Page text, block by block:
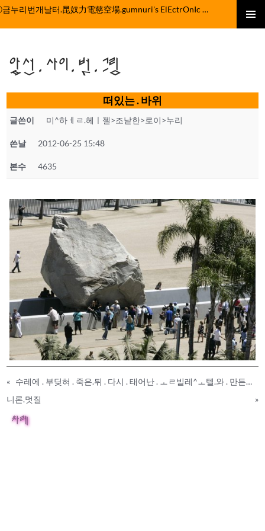
컨
뛰
기
ⓒ금누리번개날터.昆奴力電慈空場.gumnuri's ElEctrOnIc fActOrY
앞선.사이.벗.그림
떠있는 . 바위
글쓴이 미^하ㅔㄹ.헤ㅣ젤>조낱한>로이>누리
쓴날 2012-06-25 15:48
본수 4635
«
수레에 . 부딪혀 . 죽은.뒤 . 다시 . 태어난 . ㅗㄹ빌레^ㅗ텔.와 . 만든이 . 밡
니론.멋질
»
차례